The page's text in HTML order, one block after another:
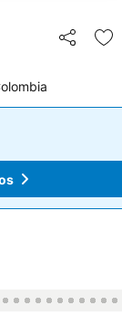
Compartir